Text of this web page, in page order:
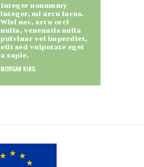
Integer nonummy
integer, mi arcu lacus.
Wisi nec, arcu orci
nulla, venenatis nulla
pulvinar vel imperdiet,
elit sed vulputate eget
a sapie.
MORGAN KING